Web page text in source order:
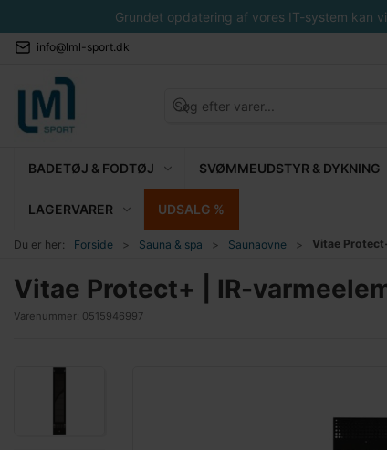
Grundet opdatering af vores IT-system kan
info@lml-sport.dk
BADETØJ & FODTØJ SVØMMEUDSTYR & DYKNING
LAGERVARER UDSALG %
Du er her: Forside Sauna & spa Saunaovne Vitae
Vitae Protect+ | IR-
Varenummer: 0515946997